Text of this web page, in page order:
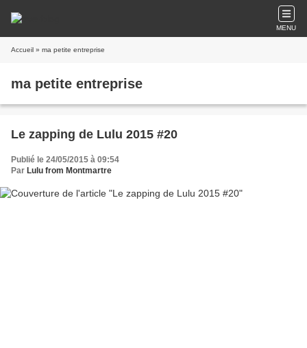
MENU
Accueil » ma petite entreprise
ma petite entreprise
Le zapping de Lulu 2015 #20
Publié le 24/05/2015 à 09:54
Par Lulu from Montmartre